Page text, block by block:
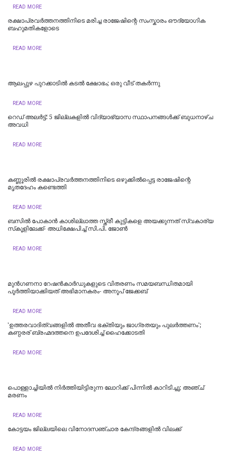
READ MORE
രക്ഷാപ്രവർത്തനത്തിനിടെ മരിച്ച രാജേഷിന്റെ സംസ്കാരം ഔദ്യോ​ഗിക
ബഹുമതികളോടെ
READ MORE
ആലപ്പുഴ പുറക്കാടിൽ കടൽ ക്ഷോഭം; ഒരു വീട് തകർന്നു
READ MORE
റെഡ് അലർട്ട്: 5 ജില്ലകളിൽ വിദ്യാഭ്യാസ സ്ഥാപനങ്ങൾക്ക് ബുധനാഴ്ച
അവധി
READ MORE
കണ്ണൂരിൽ രക്ഷാപ്രവർത്തനത്തിനിടെ ഒഴുക്കിൽപ്പെട്ട രാജേഷിന്റെ
മൃതദേഹം കണ്ടെത്തി
READ MORE
ബസിൽ പോകാൻ കാശില്ലാത്ത സ്ത്രീ കുട്ടികളെ അയക്കുന്നത് സ്വകാര്യ
സ്‌കൂളിലേക്ക്- അധിക്ഷേപിച്ച് സി.പി. ജോൺ
READ MORE
മുൻഗണനാ റേഷൻകാർഡുകളുടെ വിതരണം സമയബന്ധിതമായി
പൂർത്തിയാക്കിയത് അഭിമാനകരം- അനൂപ് ജേക്കബ്
READ MORE
'ഉത്തരവാദിത്വങ്ങളിൽ അതീവ ഭക്തിയും ജാഗ്രതയും പുലര്‍ത്തണം';
കണ്ഠരര് ബ്രഹ്മദത്തനെ ഉപദേശിച്ച് ഹൈക്കോടതി
READ MORE
പൊള്ളാച്ചിയില്‍ നിർത്തിയിട്ടിരുന്ന ലോറിക്ക് പിന്നിൽ കാറിടിച്ചു; അഞ്ച്
മരണം
READ MORE
കോട്ടയം ജില്ലയിലെ വിനോദസഞ്ചാര കേന്ദ്രങ്ങളിൽ വിലക്ക്
READ MORE